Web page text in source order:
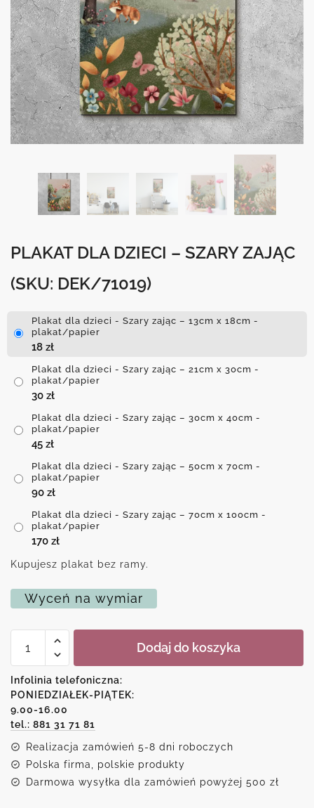
PLAKAT DLA DZIECI – SZARY ZAJĄC
(SKU: DEK/71019)
Plakat dla dzieci - Szary zając – 13cm x 18cm -
plakat/papier
18 zł
Plakat dla dzieci - Szary zając – 21cm x 30cm -
plakat/papier
30 zł
Plakat dla dzieci - Szary zając – 30cm x 40cm -
plakat/papier
45 zł
Plakat dla dzieci - Szary zając – 50cm x 70cm -
plakat/papier
90 zł
Plakat dla dzieci - Szary zając – 70cm x 100cm -
plakat/papier
170 zł
Kupujesz plakat bez ramy.
Wyceń na wymiar
Plakat
-
Szary
zając
Dodaj do koszyka
Infolinia telefoniczna:
PONIEDZIAŁEK-PIĄTEK:
9.00-16.00
tel.: 881 31 71 81
Realizacja zamówień 5-8 dni roboczych
Polska firma, polskie produkty
Darmowa wysyłka dla zamówień powyżej 500 zł